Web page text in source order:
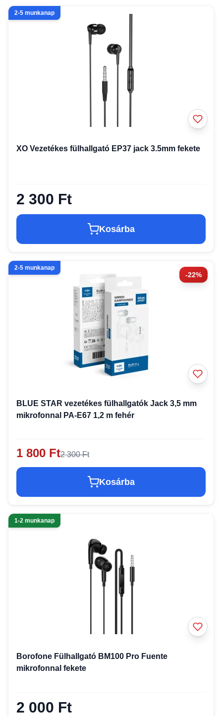
2-5 munkanap
XO Vezetékes fülhallgató EP37 jack 3.5mm fekete
2 300 Ft
Kosárba
-22%
2-5 munkanap
BLUE STAR vezetékes fülhallgatók Jack 3,5 mm
mikrofonnal PA-E67 1,2 m fehér
1 800 Ft2 300 Ft
Kosárba
1-2 munkanap
Borofone Fülhallgató BM100 Pro Fuente
mikrofonnal fekete
2 000 Ft